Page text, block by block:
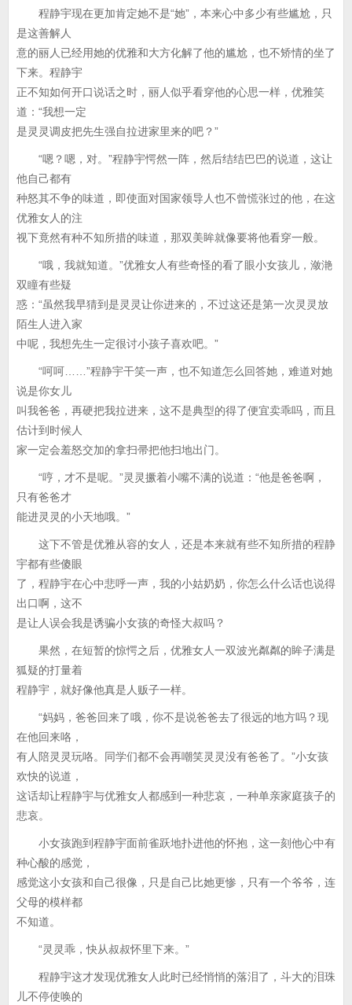
程静宇现在更加肯定她不是“她”，本来心中多少有些尴尬，只
是这善解人
意的丽人已经用她的优雅和大方化解了他的尴尬，也不矫情的坐了
下来。程静宇
正不知如何开口说话之时，丽人似乎看穿他的心思一样，优雅笑
道：“我想一定
是灵灵调皮把先生强自拉进家里来的吧？”
“嗯？嗯，对。”程静宇愕然一阵，然后结结巴巴的说道，这让
他自己都有
种怒其不争的味道，即使面对国家领导人也不曾慌张过的他，在这
优雅女人的注
视下竟然有种不知所措的味道，那双美眸就像要将他看穿一般。
“哦，我就知道。”优雅女人有些奇怪的看了眼小女孩儿，潋滟
双瞳有些疑
惑：“虽然我早猜到是灵灵让你进来的，不过这还是第一次灵灵放
陌生人进入家
中呢，我想先生一定很讨小孩子喜欢吧。”
“呵呵……”程静宇干笑一声，也不知道怎么回答她，难道对她
说是你女儿
叫我爸爸，再硬把我拉进来，这不是典型的得了便宜卖乖吗，而且
估计到时候人
家一定会羞怒交加的拿扫帚把他扫地出门。
“哼，才不是呢。”灵灵撅着小嘴不满的说道：“他是爸爸啊，
只有爸爸才
能进灵灵的小天地哦。”
这下不管是优雅从容的女人，还是本来就有些不知所措的程静
宇都有些傻眼
了，程静宇在心中悲呼一声，我的小姑奶奶，你怎么什么话也说得
出口啊，这不
是让人误会我是诱骗小女孩的奇怪大叔吗？
果然，在短暂的惊愕之后，优雅女人一双波光粼粼的眸子满是
狐疑的打量着
程静宇，就好像他真是人贩子一样。
“妈妈，爸爸回来了哦，你不是说爸爸去了很远的地方吗？现
在他回来咯，
有人陪灵灵玩咯。同学们都不会再嘲笑灵灵没有爸爸了。”小女孩
欢快的说道，
这话却让程静宇与优雅女人都感到一种悲哀，一种单亲家庭孩子的
悲哀。
小女孩跑到程静宇面前雀跃地扑进他的怀抱，这一刻他心中有
种心酸的感觉，
感觉这小女孩和自己很像，只是自己比她更惨，只有一个爷爷，连
父母的模样都
不知道。
“灵灵乖，快从叔叔怀里下来。”
程静宇这才发现优雅女人此时已经悄悄的落泪了，斗大的泪珠
儿不停使唤的